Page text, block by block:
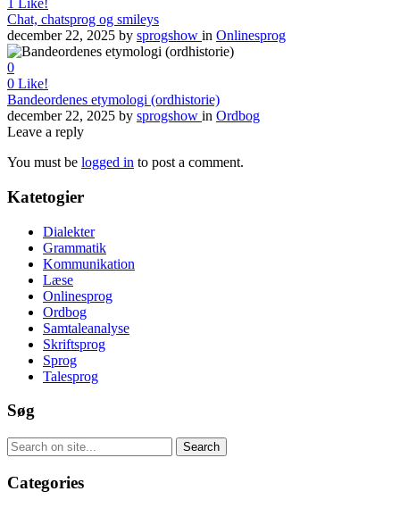
1 Like!
Chat, chatsprog og smileys
december 22, 2025 by sprogshow in Onlinesprog
0
0 Like!
Bandeordenes etymologi (ordhistorie)
december 22, 2025 by sprogshow in Ordbog
Leave a reply
You must be logged in to post a comment.
Katetogier
Dialekter
Grammatik
Kommunikation
Læse
Onlinesprog
Ordbog
Samtaleanalyse
Skriftsprog
Sprog
Talesprog
Søg
Categories